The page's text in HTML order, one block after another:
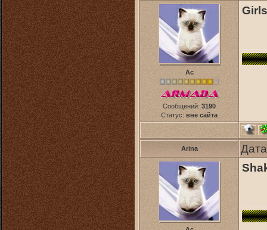
Ас
Сообщений: 3190
Статус: вне сайта
Arina